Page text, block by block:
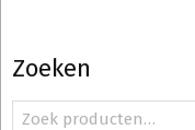
Zoeken
Zoeken